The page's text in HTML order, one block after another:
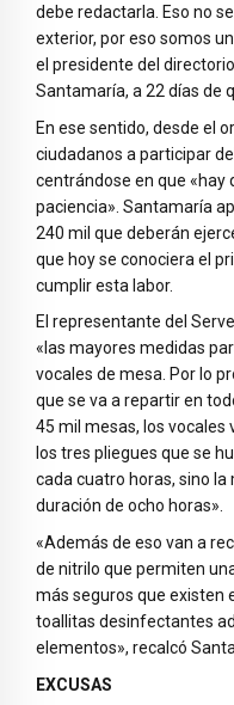
debe redactarla. Eso no
exterior, por eso somos
el presidente del
Santamaría, a 22 días de
En ese sentido, desde el
ciudadanos a participar
centrándose en que «hay
paciencia». Santamaría
240 mil que deberán
que hoy se conociera el
cumplir esta labor.
El representante del
«las mayores medidas
vocales de mesa. Por lo
que se va a repartir en
45 mil mesas, los vocales
los tres pliegues que se
cada cuatro horas, sino la
duración de ocho horas».
«Además de eso van a
de nitrilo que permiten
más seguros que existen
toallitas desinfectantes
elementos», recalcó
EXCUSAS